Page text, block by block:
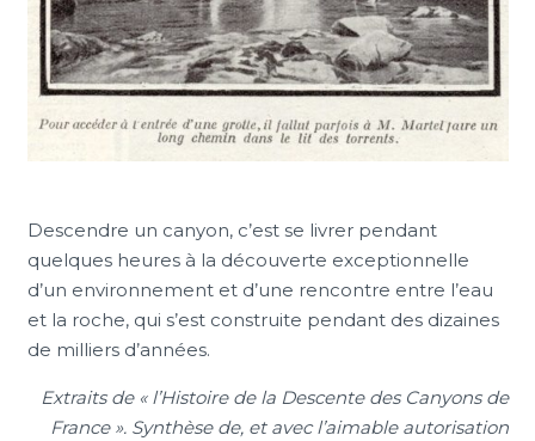
Descendre un canyon, c’est se livrer pendant
quelques heures à la découverte exceptionnelle
d’un environnement et d’une rencontre entre l’eau
et la roche, qui s’est construite pendant des dizaines
de milliers d’années.
Extraits de « l’Histoire de la Descente des Canyons de
France ». Synthèse de, et avec l’aimable autorisation